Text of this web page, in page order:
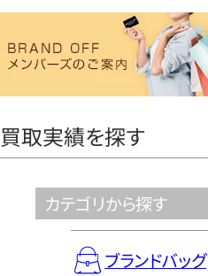
ヤ
買取実績を探す
カテゴリから探す
ブランドバッグ